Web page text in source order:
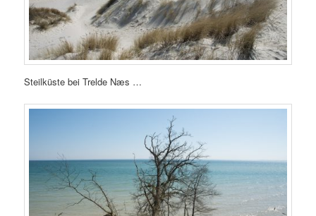
Steilküste bei Trelde Næs …